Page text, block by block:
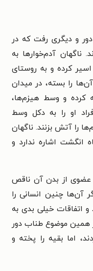
و دیگری رفت که در
ناگهان آدم‌خوارها به
کرده و به روستای
را بسته، در میدان
کرده و وسط هیزم‌ها،
او را به دکل وسط
را آتش بزنند. ناگهان
انگشت اشاره ندارد و
عضوی از بدن آن ناقص
آن‌ها چنین انسانی را
و اتفاقات خیلی بدی به
همین موضوع طناب دور
اما بقیه را پخته و